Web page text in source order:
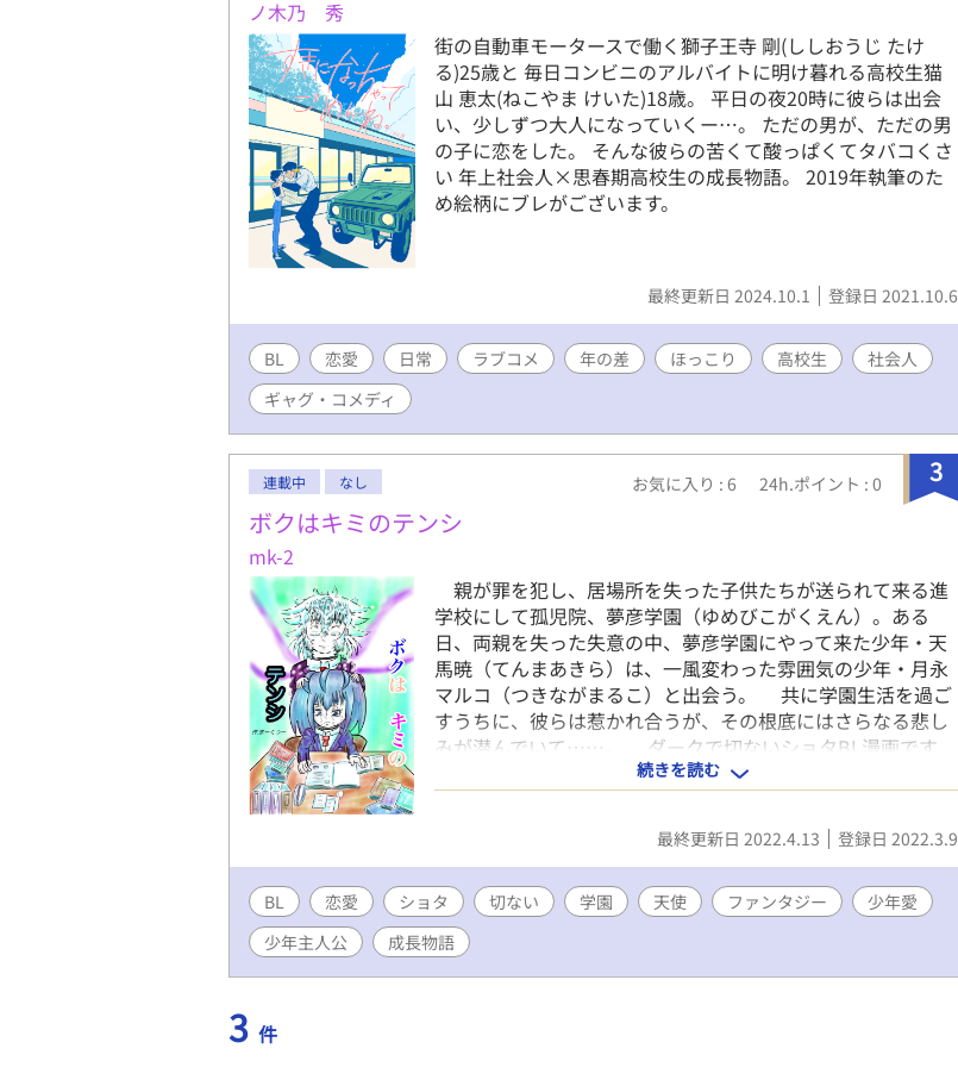
ノ木乃 秀
街の自動車モータースで働く獅子王寺 剛(ししおうじ たけ
る)25歳と 毎日コンビニのアルバイトに明け暮れる高校生猫
山 恵太(ねこやま けいた)18歳。 平日の夜20時に彼らは出会
い、少しずつ大人になっていくー…。 ただの男が、ただの男
の子に恋をした。 そんな彼らの苦くて酸っぱくてタバコくさ
い 年上社会人×思春期高校生の成長物語。 2019年執筆のた
め絵柄にブレがございます。
最終更新日 2024.10.1 登録日 2021.10.6
BL 恋愛 日常 ラブコメ 年の差 ほっこり 高校生
社会人
ギャグ・コメディ
3
連載中 なし お気に入り : 6 24h.ポイント : 0
ボクはキミのテンシ
mk-2
親が罪を犯し、居場所を失った子供たちが送られて来る進
学校にして孤児院、夢彦学園（ゆめびこがくえん）。ある
日、両親を失った失意の中、夢彦学園にやって来た少年・天
馬暁（てんまあきら）は、一風変わった雰囲気の少年・月永
マルコ（つきながまるこ）と出会う。 共に学園生活を過ご
すうちに、彼らは惹かれ合うが、その根底にはさらなる悲し
みが潜んでいて……。 ダークで切ないショタBL漫画です
が、最後はきっとハッピーエンド。
続きを読む
最終更新日 2022.4.13 登録日 2022.3.9
BL 恋愛 ショタ 切ない 学園 天使 ファンタジー
少年愛
少年主人公
成長物語
3 件